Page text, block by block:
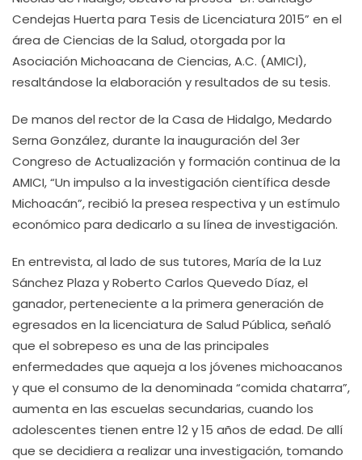
Cendejas Huerta para Tesis de Licenciatura 2015” en el
área de Ciencias de la Salud, otorgada por la
Asociación Michoacana de Ciencias, A.C. (AMICI),
resaltándose la elaboración y resultados de su tesis.
De manos del rector de la Casa de Hidalgo, Medardo
Serna González, durante la inauguración del 3er
Congreso de Actualización y formación continua de la
AMICI, “Un impulso a la investigación científica desde
Michoacán”, recibió la presea respectiva y un estímulo
económico para dedicarlo a su línea de investigación.
En entrevista, al lado de sus tutores, María de la Luz
Sánchez Plaza y Roberto Carlos Quevedo Díaz, el
ganador, perteneciente a la primera generación de
egresados en la licenciatura de Salud Pública, señaló
que el sobrepeso es una de las principales
enfermedades que aqueja a los jóvenes michoacanos
y que el consumo de la denominada “comida chatarra”,
aumenta en las escuelas secundarias, cuando los
adolescentes tienen entre 12 y 15 años de edad. De allí
que se decidiera a realizar una investigación, tomando